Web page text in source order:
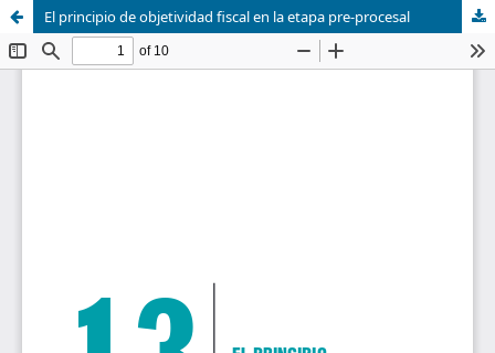
El principio de objetividad fiscal en la etapa pre-procesal